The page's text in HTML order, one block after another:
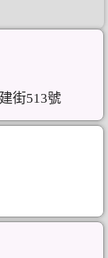
街513號